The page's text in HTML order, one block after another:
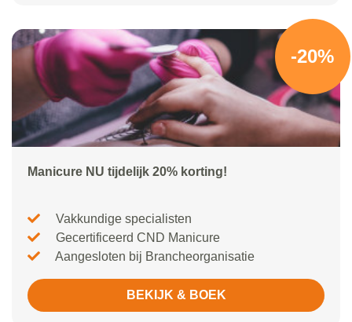
-20%
Manicure NU tijdelijk 20% korting!
Vakkundige specialisten
Gecertificeerd CND Manicure
Aangesloten bij Brancheorganisatie
BEKIJK & BOEK